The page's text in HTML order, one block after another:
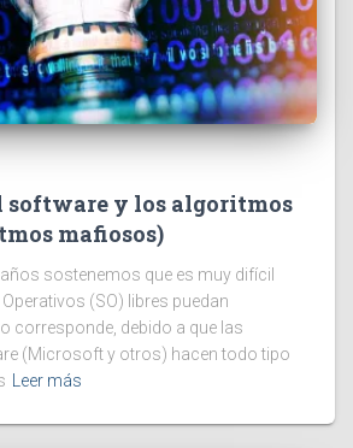
software y los algoritmos
mafiosos)
sostenemos que es muy difícil
(SO) libres puedan
corresponde, debido a que las
(Microsoft y otros) hacen todo tipo
Leer más